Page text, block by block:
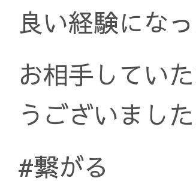
良い経験にな
お相手してい
うございました
#繋がる